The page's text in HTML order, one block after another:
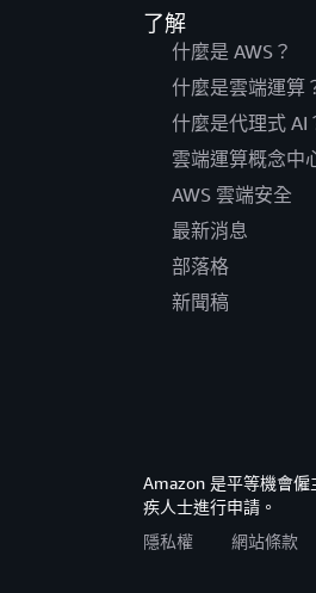
了解
什麼是 AWS？
什麼是雲端運算
什麼是代理式 AI
雲端運算概念中
AWS 雲端安全
最新消息
部落格
新聞稿
Amazon 是平等機會
疾人士進行申請。
隱私權
網站條款